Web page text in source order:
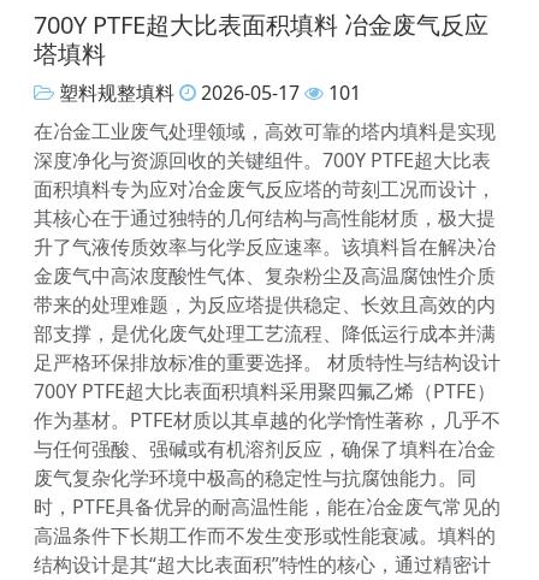
700Y PTFE超大比表面积填料 冶金废气反应
塔填料
塑料规整填料 2026-05-17
101
在冶金工业废气处理领域，高效可靠的塔内填料是实现
深度净化与资源回收的关键组件。700Y PTFE超大比表
面积填料专为应对冶金废气反应塔的苛刻工况而设计，
其核心在于通过独特的几何结构与高性能材质，极大提
升了气液传质效率与化学反应速率。该填料旨在解决冶
金废气中高浓度酸性气体、复杂粉尘及高温腐蚀性介质
带来的处理难题，为反应塔提供稳定、长效且高效的内
部支撑，是优化废气处理工艺流程、降低运行成本并满
足严格环保排放标准的重要选择。 材质特性与结构设计
700Y PTFE超大比表面积填料采用聚四氟乙烯（PTFE）
作为基材。PTFE材质以其卓越的化学惰性著称，几乎不
与任何强酸、强碱或有机溶剂反应，确保了填料在冶金
废气复杂化学环境中极高的稳定性与抗腐蚀能力。同
时，PTFE具备优异的耐高温性能，能在冶金废气常见的
高温条件下长期工作而不发生变形或性能衰减。填料的
结构设计是其“超大比表面积”特性的核心，通过精密计